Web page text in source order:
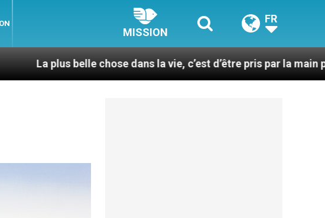
MISSION
FR
chose dans la vie, c’est d’être pris par la main par Jésus